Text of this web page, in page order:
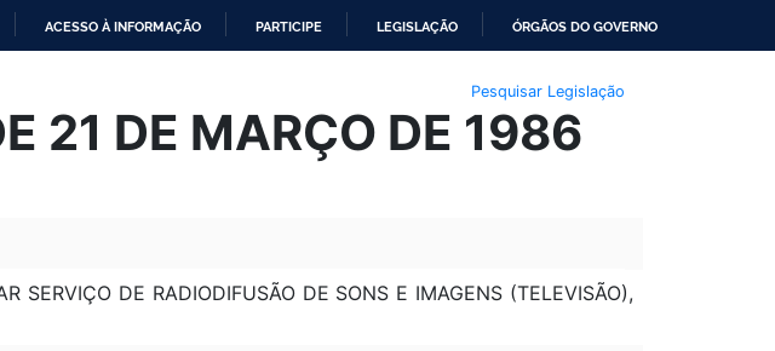
ACESSO À INFORMAÇÃO PARTICIPE LEGISLAÇÃO ÓRGÃOS DO GOVERNO
Pesquisar Legislação
21 DE MARÇO DE 1986
SERVIÇO DE RADIODIFUSÃO DE SONS E IMAGENS (TELEVISÃO),